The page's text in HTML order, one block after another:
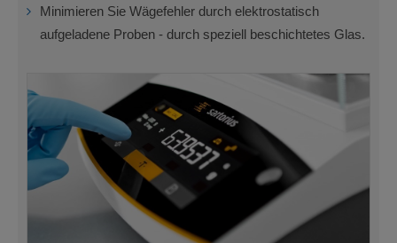
Minimieren Sie Wägefehler durch elektrostatisch
aufgeladene Proben - durch speziell beschichtetes Glas.